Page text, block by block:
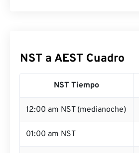
NST a AEST Cuadro
NST Tiempo
12:00 am NST (medianoche)
01:00 am NST